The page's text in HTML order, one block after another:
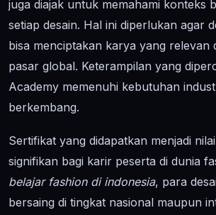
juga diajak untuk memahami konteks
setiap desain. Hal ini diperlukan agar
bisa menciptakan karya yang relevan
pasar global. Keterampilan yang
Academy memenuhi kebutuhan
berkembang.
Sertifikat yang didapatkan menjadi
signifikan bagi karir peserta di dunia
belajar fashion di indonesia, para
bersaing di tingkat nasional maupun